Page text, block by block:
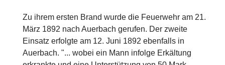
Zu ihrem ersten Brand wurde die Feuerwehr am 21.
März 1892 nach Auerbach gerufen. Der zweite
Einsatz erfolgte am 12. Juni 1892 ebenfalls in
Auerbach. "... wobei ein Mann infolge Erkältung